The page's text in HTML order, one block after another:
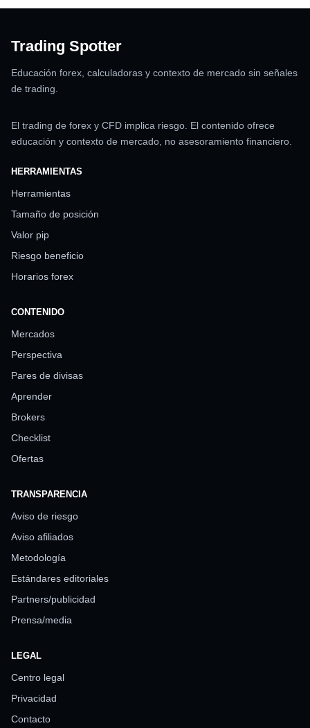
Trading Spotter
Educación forex, calculadoras y contexto de mercado sin señales
de trading.
El trading de forex y CFD implica riesgo. El contenido ofrece
educación y contexto de mercado, no asesoramiento financiero.
HERRAMIENTAS
Herramientas
Tamaño de posición
Valor pip
Riesgo beneficio
Horarios forex
CONTENIDO
Mercados
Perspectiva
Pares de divisas
Aprender
Brokers
Checklist
Ofertas
TRANSPARENCIA
Aviso de riesgo
Aviso afiliados
Metodología
Estándares editoriales
Partners/publicidad
Prensa/media
LEGAL
Centro legal
Privacidad
Contacto